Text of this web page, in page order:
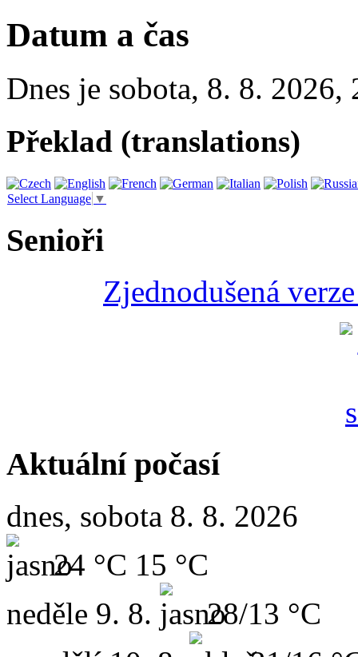
Datum a čas
Dnes je sobota, 8. 8. 2026,
Překlad (translations)
Select Language ▼
Senioři
Zjednodušená
Aktuální počasí
dnes, sobota 8. 8. 2026
24 °C 15 °C
neděle 9. 8.
28/13 °C